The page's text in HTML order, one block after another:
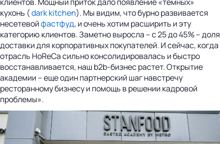
кухонь (dark kitchen). Мы видим, что бурно развивается
несетевойфастфуд, и очень хотим расширить и эту
категорию клиентов. Заметно выросла – с 25 до 45% – доля
доставки для корпоративных покупателей. И сейчас, когда
отрасль HoReCa сильно консолидировалась и быстро
восстанавливается, наш b2b-бизнес растет. Открытие
академии – еще один партнерский шаг навстречу
ресторанному бизнесу и помощь в решении кадровой
проблемы».